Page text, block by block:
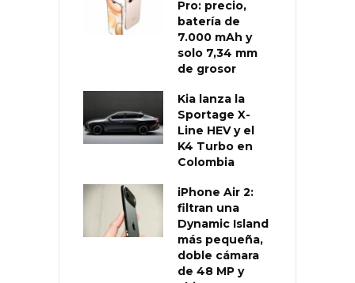
Pro: precio,
batería de
7.000 mAh y
solo 7,34 mm
de grosor
Kia lanza la
Sportage X-
Line HEV y el
K4 Turbo en
Colombia
iPhone Air 2:
filtran una
Dynamic Island
más pequeña,
doble cámara
de 48 MP y